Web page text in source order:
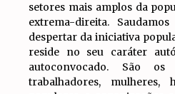
setores mais amplos da
extrema-direita.
despertar da iniciativa
reside no seu caráter
autoconvocado. São os
trabalhadores, mulheres,